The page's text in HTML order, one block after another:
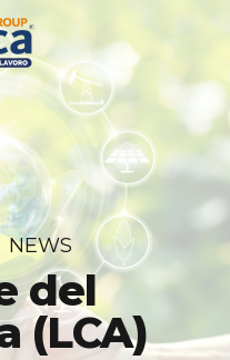
NEWS
del
(LCA)